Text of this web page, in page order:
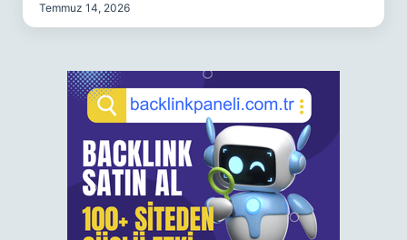
Temmuz 14, 2026